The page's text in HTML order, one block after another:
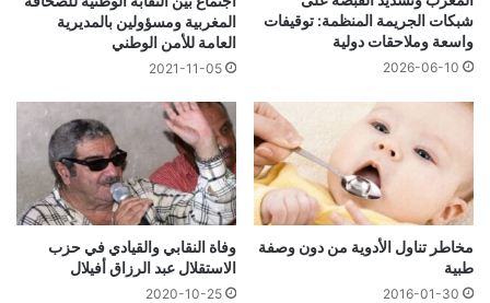
شبكات الجريمة المنظمة: توقيفات
واسعة وملاحقات دولية
2026-06-10
المغربية ومسؤولين بالمديرية
العامة للأمن الوطني
2021-11-05
مخاطر تناول الأدوية من دون وصفة
طبية
2016-01-30
وفاة النقابي والقيادي في حزب
الاستقلال عبد الرزاق أفيلال
2020-10-25